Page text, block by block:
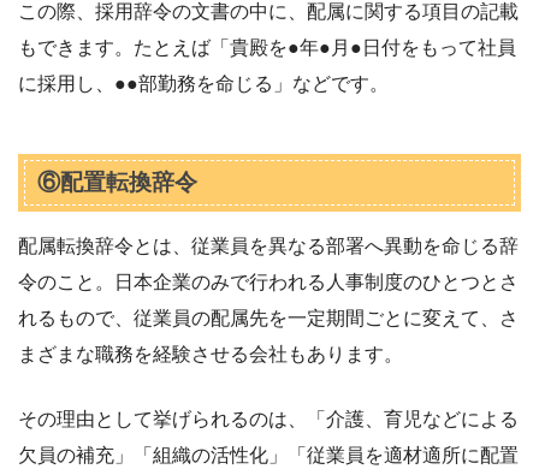
この際、採用辞令の文書の中に、配属に関する項目の記載
もできます。たとえば「貴殿を●年●月●日付をもって社員
に採用し、●●部勤務を命じる」などです。
⑥配置転換辞令
配属転換辞令とは、従業員を異なる部署へ異動を命じる辞
令のこと。日本企業のみで行われる人事制度のひとつとさ
れるもので、従業員の配属先を一定期間ごとに変えて、さ
まざまな職務を経験させる会社もあります。
その理由として挙げられるのは、「介護、育児などによる
欠員の補充」「組織の活性化」「従業員を適材適所に配置